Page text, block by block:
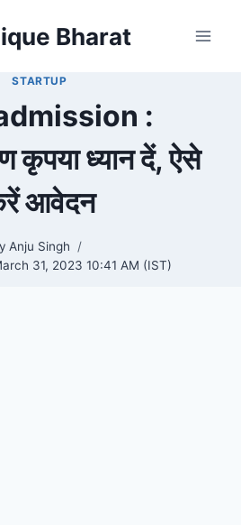
Bharat
STARTUP
:
कृपया ध्यान दें, ऐसे
आवेदन
Anju Singh
31, 2023 10:41 AM (IST)